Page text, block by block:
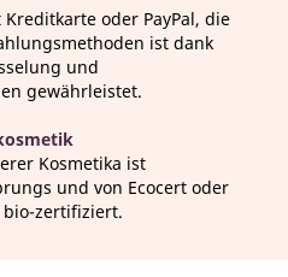
Kreditkarte oder PayPal, die
ist dank
und
gewährleistet.
Kosmetika ist
und von Ecocert oder
bio-zertifiziert.